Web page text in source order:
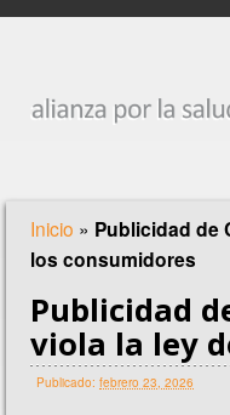
Inicio » Publicidad de
los consumidores
Publicidad
viola la ley
Publicado: febrero 23, 2026